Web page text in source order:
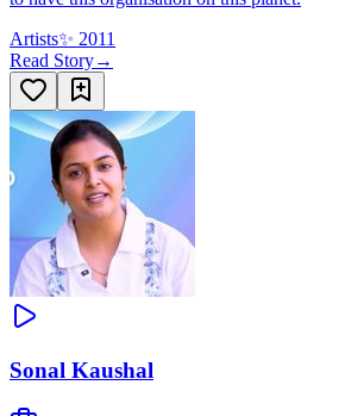
Artists✨ 2011
Read Story→
Sonal Kaushal